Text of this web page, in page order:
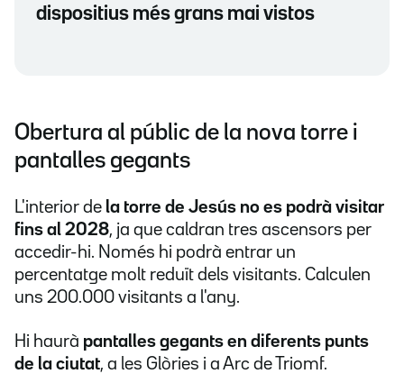
dispositius més grans mai vistos
Obertura al públic de la nova torre i
pantalles gegants
L'interior de la torre de Jesús no es podrà visitar
fins al 2028, ja que caldran tres ascensors per
accedir-hi. Només hi podrà entrar un
percentatge molt reduït dels visitants. Calculen
uns 200.000 visitants a l'any.
Hi haurà pantalles gegants en diferents punts
de la ciutat, a les Glòries i a Arc de Triomf.